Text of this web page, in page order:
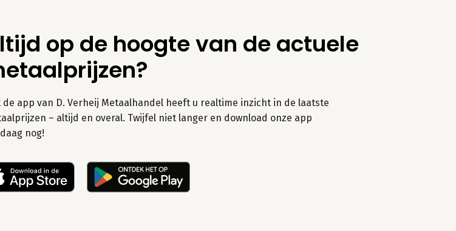
op de hoogte van de actuele
de app van D. Verheij Metaalhandel heeft u realtime inzicht in de laatste
– altijd en overal. Twijfel niet langer en download onze app
nog!